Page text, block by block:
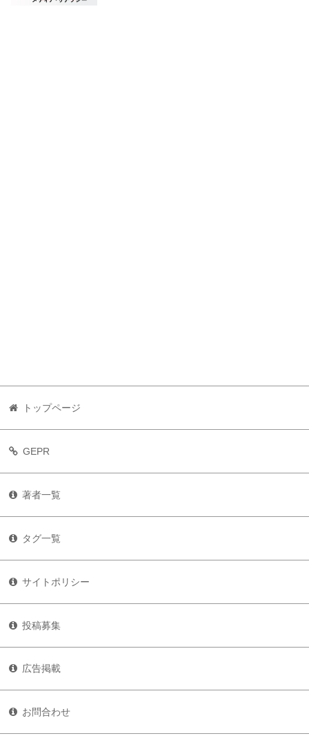
トップページ
GEPR
著者一覧
タグ一覧
サイトポリシー
投稿募集
広告掲載
お問合わせ